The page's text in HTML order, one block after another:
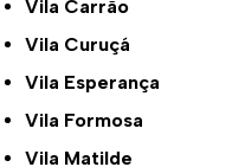
Vila Carrão
Vila Curuçá
Vila Esperança
Vila Formosa
Vila Matilde